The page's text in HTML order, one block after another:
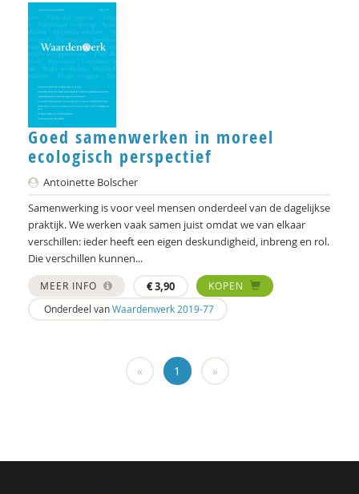
Pim Nijssen
Patrick Nullens
Norbert Peeters
Sandra Pellegrom
Crelis Rammelt
Marcel Ridder
Rob van der Rijt
Heleen Rippen
Jaap Roose
Hartmut Rosa
Martien Schreurs
Goed samenwerken in moreel
ecologisch perspectief
Antoinette Bolscher
Samenwerking is voor veel mensen onderdeel van de dagelijkse
praktijk. We werken vaak samen juist omdat we van elkaar
verschillen: ieder heeft een eigen deskundigheid, inbreng en rol.
Die verschillen kunnen...
MEER INFO €3,90
KOPEN
Onderdeel vanWaardenwerk 2019-77
« 1 »